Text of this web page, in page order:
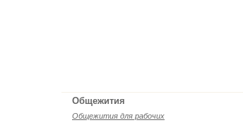
Общежития
Общежития для рабочих